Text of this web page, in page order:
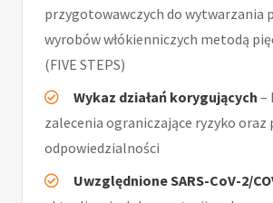
przygotowawczych do wytwarzania
wyrobów włókienniczych metodą
(FIVE STEPS)
Wykaz działań korygujących –
zalecenia ograniczające ryzyko oraz
odpowiedzialności
Uwzględnione SARS-CoV-2/